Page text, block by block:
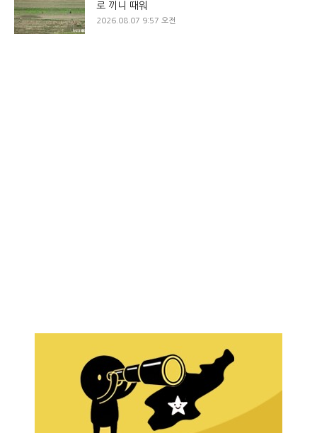
로 끼니 때워
2026.08.07 9:57 오전